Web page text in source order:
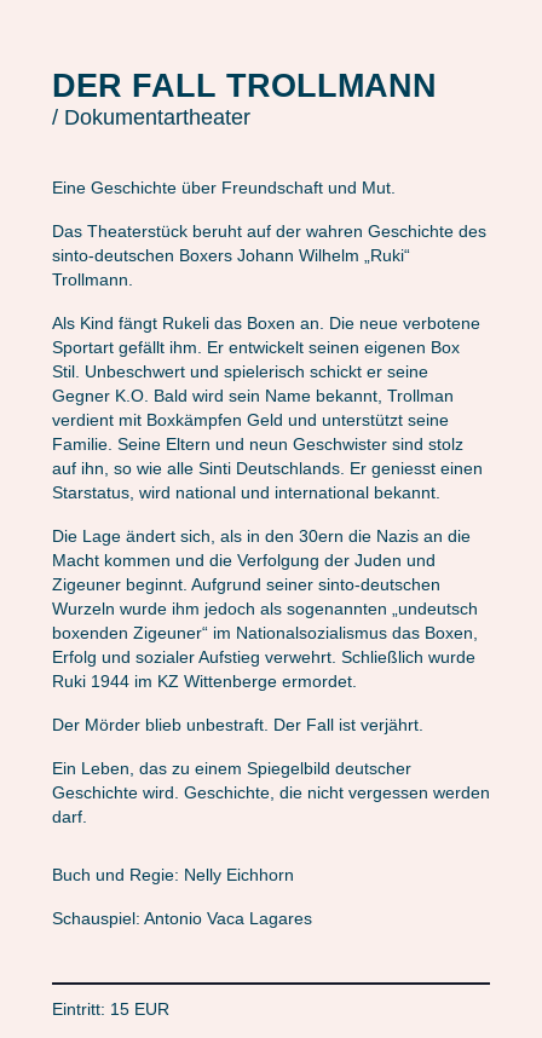
DER FALL TROLLMANN
/ Dokumentartheater
Eine Geschichte über Freundschaft und Mut.
Das Theaterstück beruht auf der wahren Geschichte des
sinto-deutschen Boxers Johann Wilhelm „Ruki“
Trollmann.
Als Kind fängt Rukeli das Boxen an. Die neue verbotene
Sportart gefällt ihm. Er entwickelt seinen eigenen Box
Stil. Unbeschwert und spielerisch schickt er seine
Gegner K.O. Bald wird sein Name bekannt, Trollman
verdient mit Boxkämpfen Geld und unterstützt seine
Familie. Seine Eltern und neun Geschwister sind stolz
auf ihn, so wie alle Sinti Deutschlands. Er geniesst einen
Starstatus, wird national und international bekannt.
Die Lage ändert sich, als in den 30ern die Nazis an die
Macht kommen und die Verfolgung der Juden und
Zigeuner beginnt. Aufgrund seiner sinto-deutschen
Wurzeln wurde ihm jedoch als sogenannten „undeutsch
boxenden Zigeuner“ im Nationalsozialismus das Boxen,
Erfolg und sozialer Aufstieg verwehrt. Schließlich wurde
Ruki 1944 im KZ Wittenberge ermordet.
Der Mörder blieb unbestraft. Der Fall ist verjährt.
Ein Leben, das zu einem Spiegelbild deutscher
Geschichte wird. Geschichte, die nicht vergessen werden
darf.
Buch und Regie: Nelly Eichhorn
Schauspiel: Antonio Vaca Lagares
Eintritt: 15 EUR